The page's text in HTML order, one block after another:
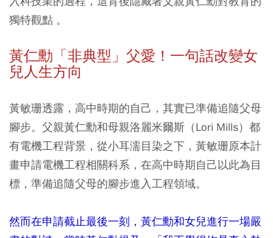
獨特觀點 。
黃仁勳「非典型」父愛！一句話改變女
兒人生方向
黃敏珊透露，高中時期的自己，其實已準備追隨父母
腳步。父親黃仁勳和母親洛麗米爾斯（Lori Mills）都
有電機工程背景，從小耳濡目染之下，黃敏珊原本計
畫申請電機工程相關科系，在高中時期自己以此為目
標，準備追隨父母的腳步進入工程領域。
然而在申請截止最後一刻，黃仁勳和女兒進行一場嚴